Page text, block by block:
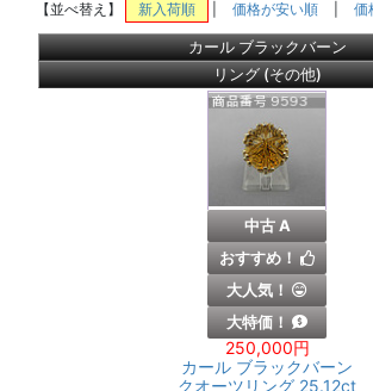
【並べ替え】 新入荷順 価格が安い順 価
カール ブラックバーン
リング (その他)
中古 A
おすすめ！
大人気！
大特価！
250,000円
カール ブラックバーン
クオーツリング 25.12ct